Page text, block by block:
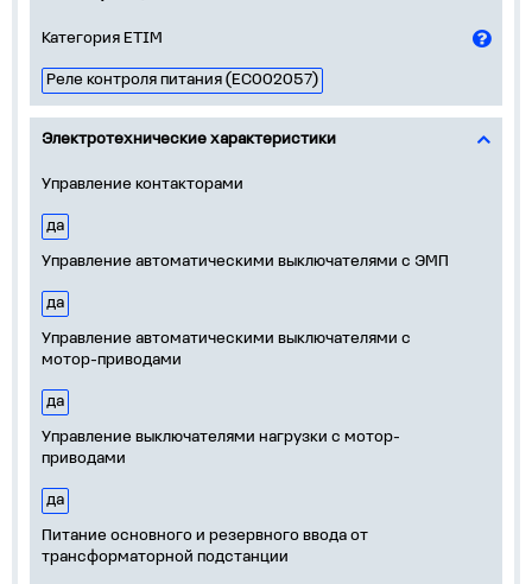
Категория ETIM
Реле контроля питания (EC002057)
Электротехнические характеристики
Управление контакторами
да
Управление автоматическими выключателями с ЭМП
да
Управление автоматическими выключателями с
мотор-приводами
да
Управление выключателями нагрузки с мотор-
приводами
да
Питание основного и резервного ввода от
трансформаторной подстанции